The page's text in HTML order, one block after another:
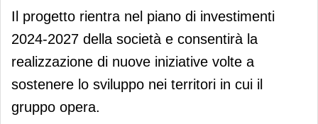
Il progetto rientra nel piano di investimenti
2024-2027 della società e consentirà la
realizzazione di nuove iniziative volte a
sostenere lo sviluppo nei territori in cui il
gruppo opera.